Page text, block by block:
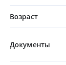
Возраст
Документы